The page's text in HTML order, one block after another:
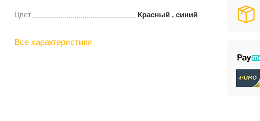
Цвет Красный , синий
Все характеристики